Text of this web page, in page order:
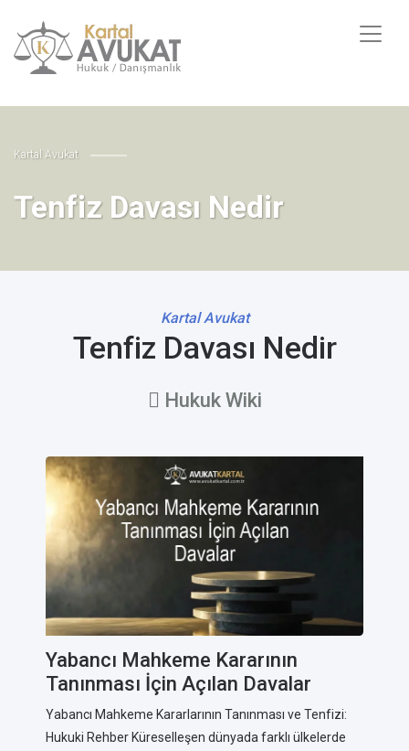
Kartal Avukat
Tenfiz Davası Nedir
Kartal Avukat
Tenfiz Davası Nedir
Hukuk Wiki
Yabancı Mahkeme Kararının
Tanınması İçin Açılan Davalar
Yabancı Mahkeme Kararlarının Tanınması ve Tenfizi:
Hukuki Rehber Küreselleşen dünyada farklı ülkelerde